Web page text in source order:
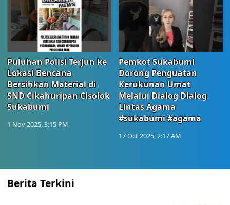
Puluhan Polisi Terjun ke
Lokasi Bencana
Bersihkan Material di
SND Cikahuripan Cisolok
Sukabumi
1 Nov 2025, 3:15 PM
Pemkot Sukabumi
Dorong Penguatan
Kerukunan Umat
Melalui Dialog Dialog
Lintas Agama
#sukabumi #agama
17 Oct 2025, 2:17 AM
Berita Terkini